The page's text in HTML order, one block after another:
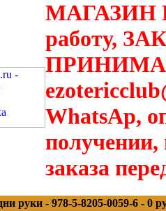
МАГАЗИН
работу,
WhatsAp,
получении,
заказа
руки - 978-5-8205-0059-6 - 0